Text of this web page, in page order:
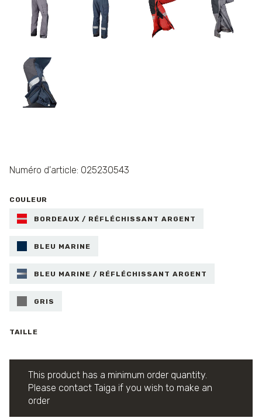
Numéro d'article: 025230543
COULEUR
BORDEAUX / RÉFLÉCHISSANT ARGENT
BLEU MARINE
BLEU MARINE / RÉFLÉCHISSANT ARGENT
GRIS
TAILLE
This product has a minimum order quantity.
Please contact Taiga if you wish to make an
order